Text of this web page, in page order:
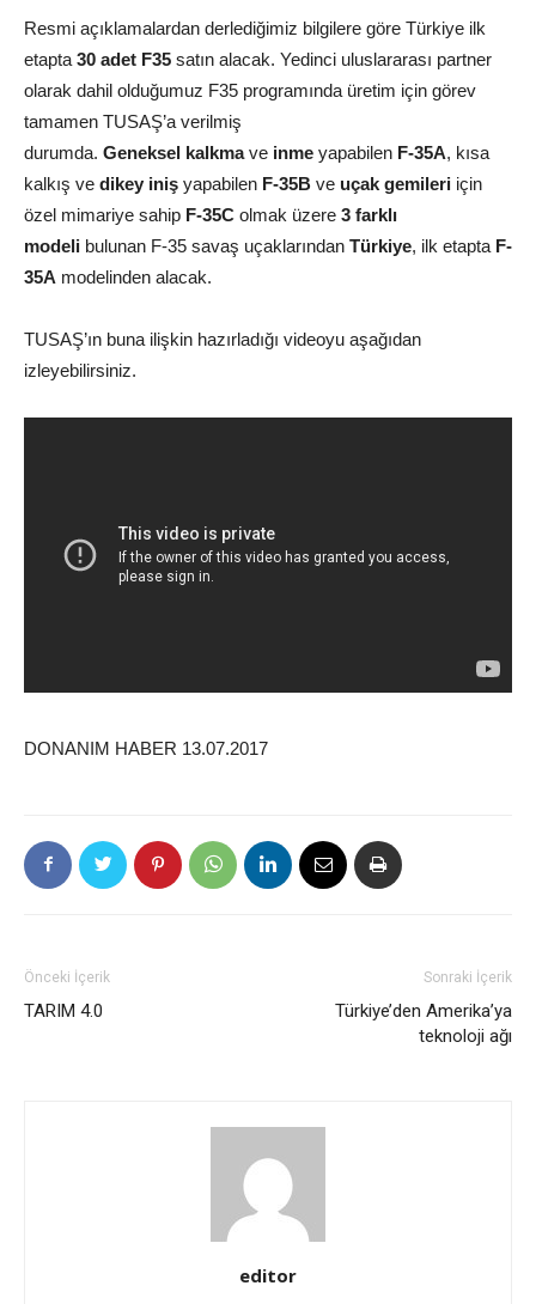
Resmi açıklamalardan derlediğimiz bilgilere göre Türkiye ilk
etapta 30 adet F35 satın alacak. Yedinci uluslararası partner
olarak dahil olduğumuz F35 programında üretim için görev
tamamen TUSAŞ’a verilmiş
durumda. Geneksel kalkmave inme yapabilen F-35A, kısa
kalkış ve dikey iniş yapabilen F-35B ve uçak gemileri için
özel mimariye sahip F-35C olmak üzere 3 farklı
modeli bulunan F-35 savaş uçaklarından Türkiye, ilk etapta F-
35A modelinden alacak.
TUSAŞ’ın buna ilişkin hazırladığı videoyu aşağıdan
izleyebilirsiniz.
DONANIM HABER 13.07.2017
Önceki İçerik
TARIM 4.0
Sonraki İçerik
Türkiye’den Amerika’ya
teknoloji ağı
editor